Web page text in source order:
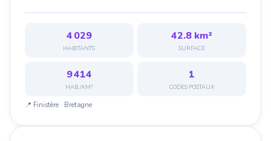
4 029
HABITANTS
42.8 km²
SURFACE
9 414
HAB./KM²
1
CODES POSTAUX
📍 Finistère · Bretagne